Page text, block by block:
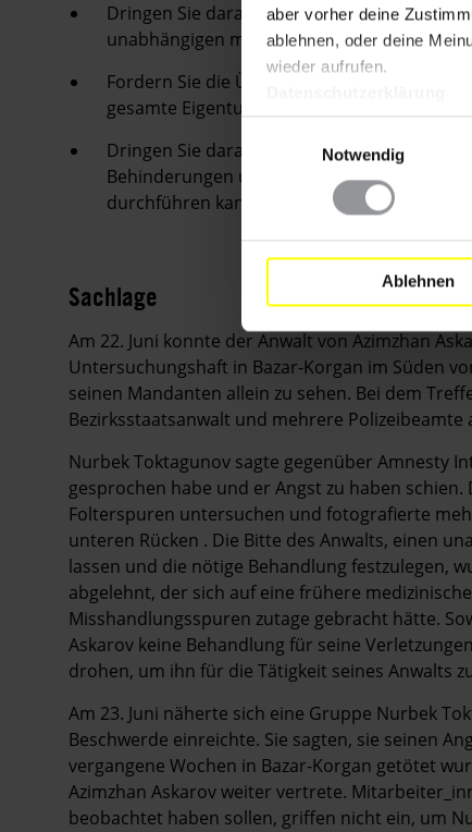
aber vorher deine
ablehnen, oder deine
wieder aufrufen.
Notwendig
Ablehnen
Dringen Sie darauf, eine umfassende und
unabhängigen medizinischen
Fordern Sie die Übergangsregierung auf,
gesamte Eigentum von Azimzhan Askarov,
Dringen Sie darauf, dass Nurbek
Behinderungen und gemäß den UN-
durchführen kann.
Sachlage
Am 22. Juni konnte der Anwalt von Azimzhan
Untersuchungshaft in Bazar-Korgan im Süden
seinen Mandanten allein zu sehen. Bei dem
Bezirksstaatsanwalt und mehrere Polizeibeamte
Nurbek Toktagunov sagte gegenüber Amnesty
gesprochen habe und er Angst zu haben
Folterspuren untersuchen und fotografierte
unteren Rücken . Die Bitte des Anwalts, einen
lassen und die nötige Behandlung festzulegen,
abgelehnt, der sich auf eine frühere
Misshandlungsspuren zutage gebracht hätte.
Askarov keine Behandlung für seine
drohen, um ihn für die Tätigkeit seines Anwalts
Am 23. Juni näherte sich eine Gruppe Nurbek
Beschwerde einreichte. Sie sagten, sie seinen
vergangene Wochen in Bazar-Korgan getötet
Azimzhan Askarov weiter vertrete.
beobachtet haben sollen, griffen nicht ein, um